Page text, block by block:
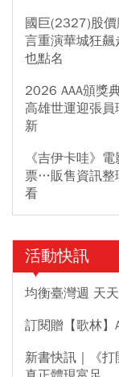
國巨(2327)股
言重演華城狂
也點名
2026 AAA頒獎
高雄世運迎張
新
《吉伊卡哇》
票…販售資訊整
看
活動快訊
均衡臺灣週 天
訂閱贈【歌林】
新書快訊｜《